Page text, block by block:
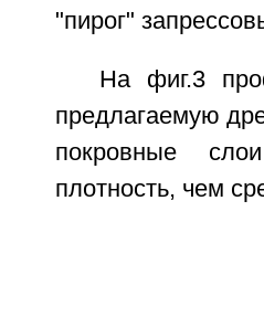
"пирог"
На фиг.3
предлагаемую
покровные
плотность, чем